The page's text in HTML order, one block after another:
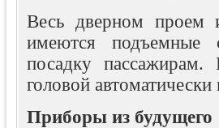
Весь дверном
имеются подъемные
посадку
головой
Приборы из будущего